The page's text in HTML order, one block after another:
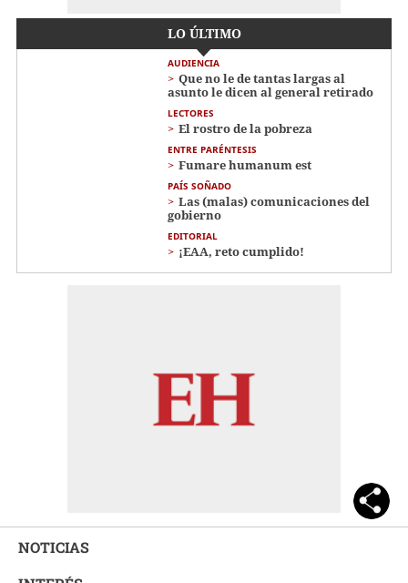
LO ÚLTIMO
AUDIENCIA
Que no le de tantas largas al
asunto le dicen al general retirado
LECTORES
El rostro de la pobreza
ENTRE PARÉNTESIS
Fumare humanum est
PAÍS SOÑADO
Las (malas) comunicaciones del
gobierno
EDITORIAL
¡EAA, reto cumplido!
NOTICIAS